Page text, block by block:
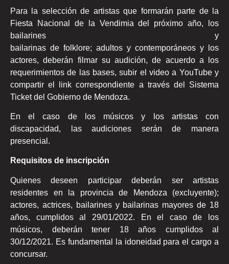
Para la selección de artistas que formarán parte de la
Fiesta Nacional de la Vendimia del próximo año, los
bailarines y
bailarinas de folklore; adultos y contemporáneos y los
actores, deberán filmar su audición, de acuerdo a los
requerimientos de las bases, subir el video a YouTube y
compartir el link correspondiente a través del Sistema
Ticket del Gobierno de Mendoza.
En el caso de los músicos y los artistas con
discapacidad, las audiciones serán de manera
presencial.
Requisitos de inscripción
Quienes deseen participar deberán ser artistas
residentes en la provincia de Mendoza (excluyente);
actores, actrices, bailarines y bailarinas mayores de 18
años, cumplidos al 29/01/2022. En el caso de los
músicos, deberán tener 18 años cumplidos al
30/12/2021. Es fundamental la idoneidad para el cargo a
concursar.